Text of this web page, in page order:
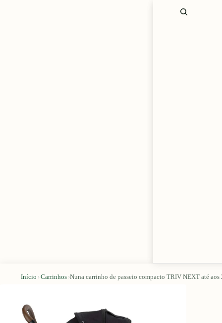
Início ›Carrinhos ›Nuna carrinho de passeio compacto TRIV NEXT até aos